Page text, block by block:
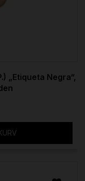
„Etiqueta Negra“,